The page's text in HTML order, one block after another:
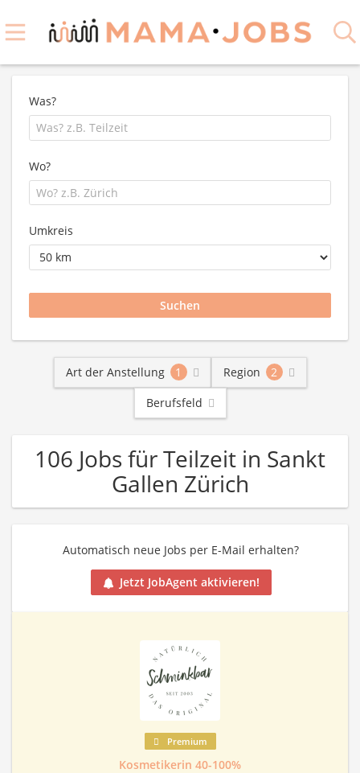
Was?
Wo?
Umkreis
Art der Anstellung 1 Region
2
Berufsfeld
106 Jobs für Teilzeit in Sankt
Gallen Zürich
Automatisch neue Jobs per E-Mail erhalten?
Jetzt JobAgent aktivieren!
Premium
Kosmetikerin 40-100%